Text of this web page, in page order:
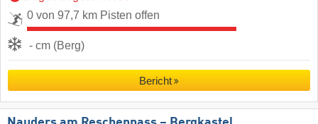
0 von 97,7 km Pisten offen
- cm (Berg)
Bericht